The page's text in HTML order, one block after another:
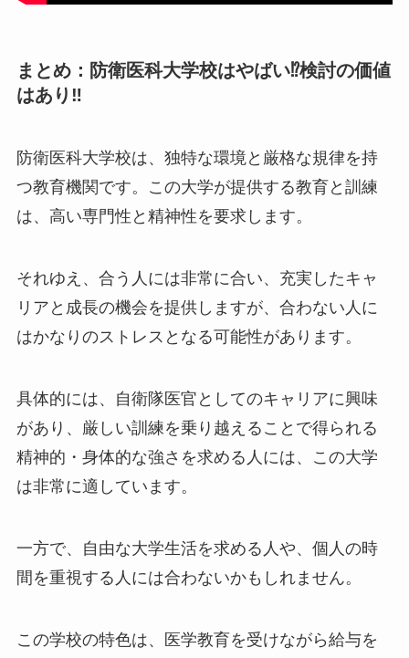
まとめ：防衛医科大学校はやばい⁉検討の価値
はあり‼
防衛医科大学校は、独特な環境と厳格な規律を持
つ教育機関です。この大学が提供する教育と訓練
は、高い専門性と精神性を要求します。
それゆえ、合う人には非常に合い、充実したキャ
リアと成長の機会を提供しますが、合わない人に
はかなりのストレスとなる可能性があります。
具体的には、自衛隊医官としてのキャリアに興味
があり、厳しい訓練を乗り越えることで得られる
精神的・身体的な強さを求める人には、この大学
は非常に適しています。
一方で、自由な大学生活を求める人や、個人の時
間を重視する人には合わないかもしれません。
この学校の特色は、医学教育を受けながら給与を